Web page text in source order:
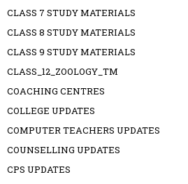
CLASS 7 STUDY MATERIALS
CLASS 8 STUDY MATERIALS
CLASS 9 STUDY MATERIALS
CLASS_12_ZOOLOGY_TM
COACHING CENTRES
COLLEGE UPDATES
COMPUTER TEACHERS UPDATES
COUNSELLING UPDATES
CPS UPDATES